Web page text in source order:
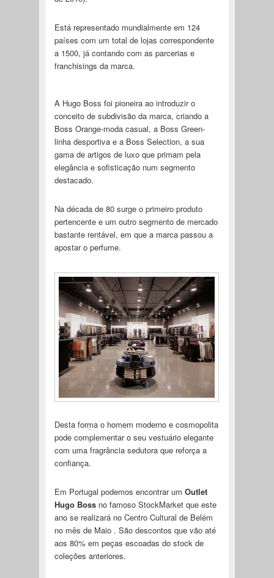
Está representado mundialmente em 124
países com um total de lojas correspondente
a 1500, já contando com as parcerias e
franchisings da marca.
A Hugo Boss foi pioneira ao introduzir o
conceito de subdivisão da marca, criando a
Boss Orange-moda casual, a Boss Green-
linha desportiva e a Boss Selection, a sua
gama de artigos de luxo que primam pela
elegância e sofisticação num segmento
destacado.
Na década de 80 surge o primeiro produto
pertencente e um outro segmento de mercado
bastante rentável, em que a marca passou a
apostar o perfume.
Desta forma o homem moderno e cosmopolita
pode complementar o seu vestuário elegante
com uma fragrância sedutora que reforça a
confiança.
Em Portugal podemos encontrar um Outlet
Hugo Bossno famoso StockMarket que este
ano se realizará no Centro Cultural de Belém
no mês de Maio . São descontos que vão até
aos 80% em peças escoadas do stock de
coleções anteriores.